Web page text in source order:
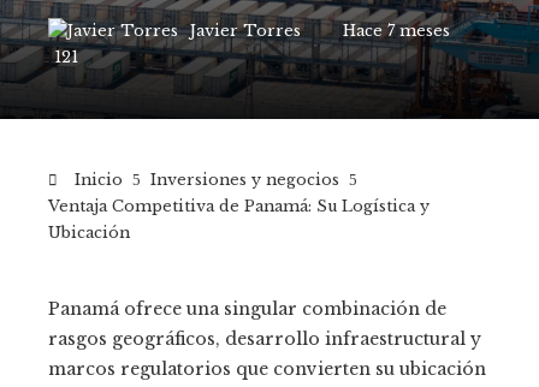
Javier Torres
Hace 7 meses
121
Inicio
Inversiones y negocios
Ventaja Competitiva de Panamá: Su Logística y
Ubicación
Panamá ofrece una singular combinación de
rasgos geográficos, desarrollo infraestructural y
marcos regulatorios que convierten su ubicación